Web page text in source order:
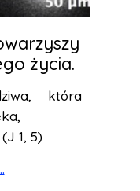
życia.
która
1, 5)